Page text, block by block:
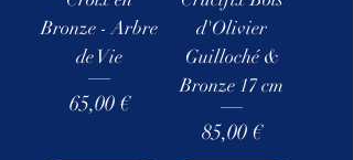
Bronze - Arbre
de Vie
Prix
65,00 €
d'Olivier
Guilloché &
Bronze 17 cm
Prix
85,00 €